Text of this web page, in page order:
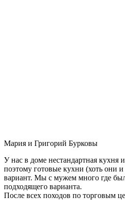
Мария и Григорий Бурковы
У нас в доме нестандартная кухня
поэтому готовые кухни (хоть они
вариант. Мы с мужем много где
подходящего варианта.
После всех походов по торговым